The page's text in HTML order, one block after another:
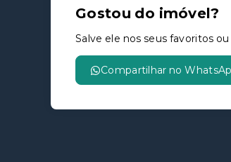
Gostou do imóvel?
Salve ele nos seus favoritos
Compartilhar no